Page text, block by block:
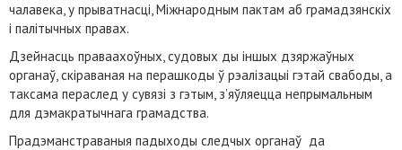
чалавека, у прыватнасці, Міжнародным пактам аб грамадзянскіх
і палітычных правах.
Дзейнасць праваахоўных, судовых ды іншых дзяржаўных
органаў, скіраваная на перашкоды ў рэалізацыі гэтай свабоды, а
таксама пераслед у сувязі з гэтым, з’яўляецца непрымальным
для дэмакратычнага грамадства.
Прадэманстраваныя падыходы следчых органаў да